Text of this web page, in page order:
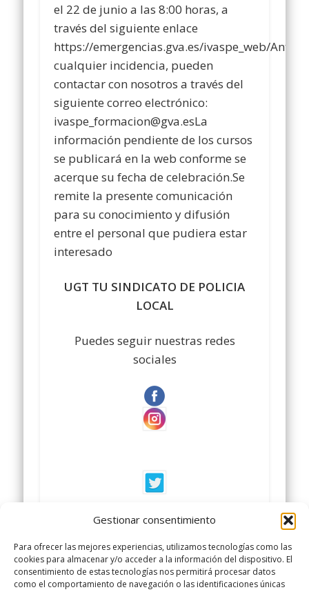
Gestionar consentimiento
Para ofrecer las mejores experiencias, utilizamos tecnologías como las
cookies para almacenar y/o acceder a la información del dispositivo. El
consentimiento de estas tecnologías nos permitirá procesar datos
como el comportamiento de navegación o las identificaciones únicas
el 22 de junio a las 8:00 horas, a
través del siguiente enlace
https://emergencias.gva.es/ivaspe_web/Ante
cualquier incidencia, pueden
contactar con nosotros a través del
siguiente correo electrónico:
ivaspe_formacion@gva.esLa
información pendiente de los cursos
se publicará en la web conforme se
acerque su fecha de celebración.Se
remite la presente comunicación
para su conocimiento y difusión
entre el personal que pudiera estar
interesado
UGT TU SINDICATO DE POLICIA
LOCAL
Puedes seguir nuestras redes
sociales
LOCAL
#sindicatopolicialocal